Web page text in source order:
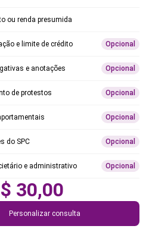
ou renda presumida
e limite de crédito Opcional
e anotações Opcional
de protestos Opcional
Opcional
do SPC Opcional
e administrativo Opcional
30,00
Personalizar consulta